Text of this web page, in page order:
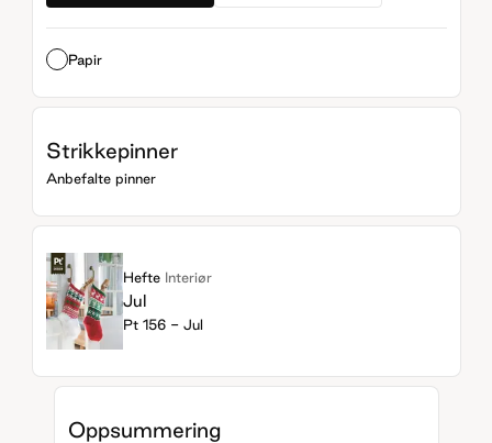
Papir
Strikkepinner
Anbefalte pinner
Hefte Interiør
Jul
Pt 156 - Jul
Oppsummering